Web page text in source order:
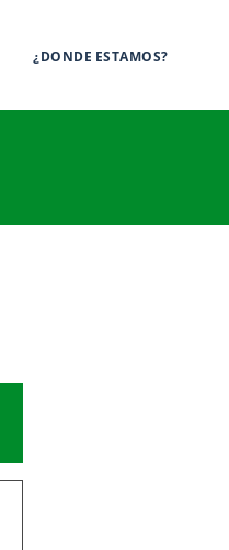
¿DONDE ESTAMOS?